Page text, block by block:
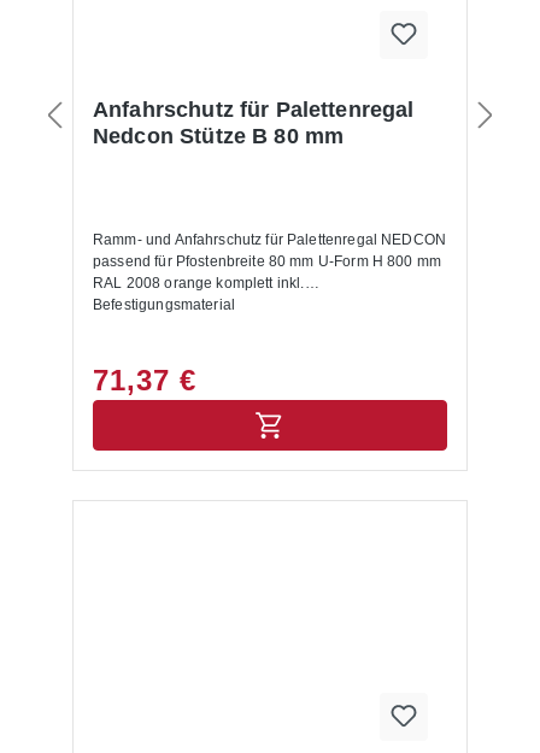
Anfahrschutz für Palettenregal
Nedcon Stütze B 80 mm
Ramm- und Anfahrschutz für Palettenregal NEDCON
passend für Pfostenbreite 80 mm U-Form H 800 mm
RAL 2008 orange komplett inkl.
Befestigungsmaterial
71,37 €